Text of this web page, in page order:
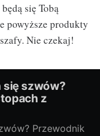
się Tobą
powyższe produkty
Nie czekaj!
szwów?
z
Przewodnik